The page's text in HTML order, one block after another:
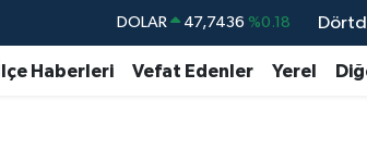
DOLAR 47,7436 %0.18
EURO 55,2510 %0.32
İlçe Haberleri Vefat Edenler Yerel